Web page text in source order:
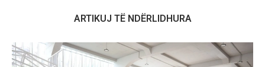
ARTIKUJ TË NDËRLIDHURA